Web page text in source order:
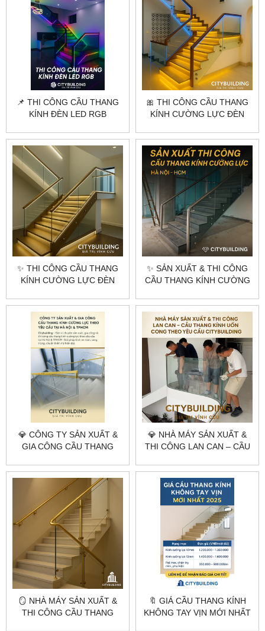
📌 THI CÔNG CẦU THANG
KÍNH ĐÈN LED RGB
BIỆT THỰ CAO CẤP
🎀 THI CÔNG CẦU THANG
KÍNH CƯỜNG LỰC ĐÈN
CITYBUILDING HÀ NỘI
TPHCM
✨ THI CÔNG CẦU THANG
KÍNH CƯỜNG LỰC ĐÈN
CITYBUILDING HÀ NỘI
TPHCM
✨ SẢN XUẤT & THI CÔNG
CẦU THANG KÍNH CƯỜNG
CITYBUILDING HÀ NỘI &
TP.HCM – AN TOÀN, HIỆN
ĐẠI, SANG TRỌNG
💎 CÔNG TY SẢN XUẤT &
GIA CÔNG CẦU THANG
YÊU CẦU TẠI HÀ NỘI &
TPHCM – CITYBUILDING
💎 NHÀ MÁY SẢN XUẤT &
THI CÔNG LAN CAN – CẦU
THEO YÊU CẦU
CITYBUILDING
🪞 NHÀ MÁY SẢN XUẤT &
THI CÔNG CẦU THANG
🔖 GIÁ CẦU THANG KÍNH
KHÔNG TAY VỊN MỚI NHẤT